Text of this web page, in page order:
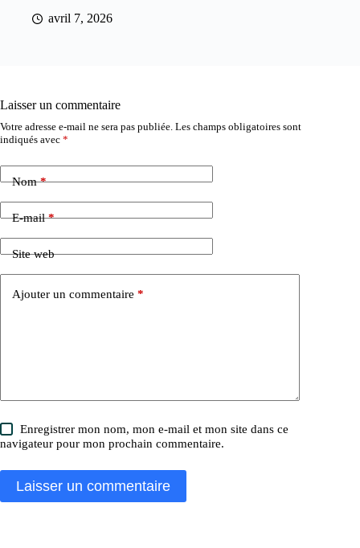
avril 7, 2026
Laisser un commentaire
Votre adresse e-mail ne sera pas publiée. Les champs obligatoires sont
indiqués avec *
Nom*
E-mail*
Site web
Ajouter un commentaire *
Enregistrer mon nom, mon e-mail et mon site dans ce
navigateur pour mon prochain commentaire.
Laisser un commentaire